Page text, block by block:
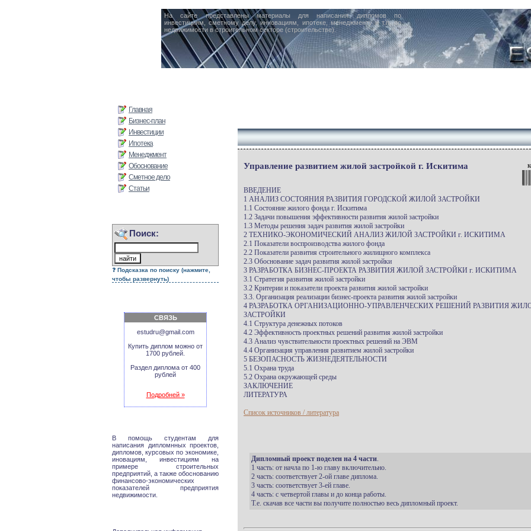
На сайте представлены материалы для написания дипломов по
инвестициям, сметному делу, инновациям, ипотеке, менеджменту и т.п. по
недвижимости в строительном секторе (строительстве).
Главная
Бизнес-план
Инвестиции
Ипотека
Менеджмент
Обоснование
Сметное дело
Статьи
Поиск:
Подсказка по поиску (нажмите,
чтобы развернуть)
СВЯЗЬ
estudru@gmail.com
Купить диплом можно от
1700 рублей.
Раздел диплома от 400
рублей
Подробней »
В помощь студентам для
написания дипломнных проектов,
дипломов, курсовых по экономике,
иновациям, инвестициям на
примере строительных
предприятий, а также обоснованию
финансово-экономических
показателей предприятия
недвижимости.
Управление развитием жилой застройкой г. Искитима
ВВЕДЕНИЕ
1 АНАЛИЗ СОСТОЯНИЯ РАЗВИТИЯ ГОРОДСКОЙ ЖИЛОЙ ЗАСТРОЙКИ
1.1 Состояние жилого фонда г. Искитима
1.2 Задачи повышения эффективности развития жилой застройки
1.3 Методы решения задач развития жилой застройки
2 ТЕХНИКО-ЭКОНОМИЧЕСКИЙ АНАЛИЗ ЖИЛОЙ ЗАСТРОЙКИ г. ИСКИТИМА
2.1 Показатели воспроизводства жилого фонда
2.2 Показатели развития строительного жилищного комплекса
2.3 Обоснование задач развития жилой застройки
3 РАЗРАБОТКА БИЗНЕС-ПРОЕКТА РАЗВИТИЯ ЖИЛОЙ ЗАСТРОЙКИ г. ИСКИТИМА
3.1 Стратегия развития жилой застройки
3.2 Критерии и показатели проекта развития жилой застройки
3.3. Организация реализации бизнес-проекта развития жилой застройки
4 РАЗРАБОТКА ОРГАНИЗАЦИОННО-УПРАВЛЕНЧЕСКИХ РЕШЕНИЙ РАЗВИТИЯ
ЗАСТРОЙКИ
4.1 Структура денежных потоков
4.2 Эффективность проектных решений развития жилой застройки
4.3 Анализ чувствительности проектных решений на ЭВМ
4.4 Организация управления развитием жилой застройки
5 БЕЗОПАСНОСТЬ ЖИЗНЕДЕЯТЕЛЬНОСТИ
5.1 Охрана труда
5.2 Охрана окружающей среды
ЗАКЛЮЧЕНИЕ
ЛИТЕРАТУРА
Список источников / литература
Дипломный проект поделен на 4 части.
1 часть: от начла по 1-ю главу включительно.
2 часть: соответствует 2-ой главе диплома.
3 часть: соответствует 3-ей главе.
4 часть: с четвертой главы и до конца работы.
Т.е. скачав все части вы получите полностью весь дипломный проект.